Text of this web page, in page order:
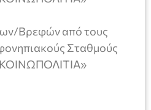
Βρεφών από τους
Σταθμούς